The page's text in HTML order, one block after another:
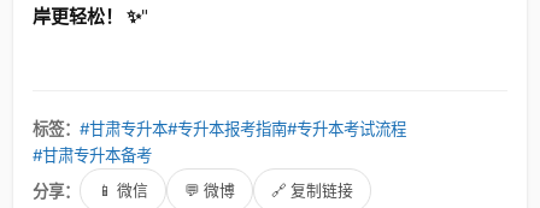
岸更轻松！ ✨"
标签： #甘肃专升本#专升本报考指南#专升本考试流程
#甘肃专升本备考
分享：
📱 微信 💬 微博 🔗 复制链接